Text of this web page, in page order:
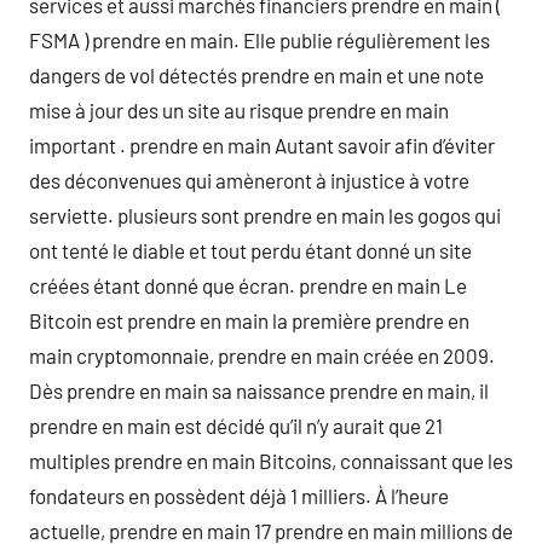
services et aussi marchés financiers prendre en main (
FSMA ) prendre en main. Elle publie régulièrement les
dangers de vol détectés prendre en main et une note
mise à jour des un site au risque prendre en main
important . prendre en main Autant savoir afin d’éviter
des déconvenues qui amèneront à injustice à votre
serviette. plusieurs sont prendre en main les gogos qui
ont tenté le diable et tout perdu étant donné un site
créées étant donné que écran. prendre en main Le
Bitcoin est prendre en main la première prendre en
main cryptomonnaie, prendre en main créée en 2009.
Dès prendre en main sa naissance prendre en main, il
prendre en main est décidé qu’il n’y aurait que 21
multiples prendre en main Bitcoins, connaissant que les
fondateurs en possèdent déjà 1 milliers. À l’heure
actuelle, prendre en main 17 prendre en main millions de